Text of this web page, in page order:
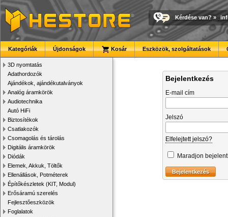
Kérdése van? »
Kategóriák Újdonságok Kosár Eszközök, szolgáltatások
3D nyomtatás
Adathordozók
Ajándékok, ajándékutalványok
Analóg áramkörök
Audiotechnika
Autó HiFi
Biztosítékok
Csatlakozók
Csomagolás és tárolás
Digitális áramkörök
Diódák
Elemek, Akkuk, Töltők
Ellenállások, Potméterek
Építőkészletek (KIT, Modul)
Erősáramú szerelés
Fejlesztőeszközök
Foglalatok
Bejelentkezés
E-mail cím
Jelszó
Elfelejtett jelszó?
Maradjon